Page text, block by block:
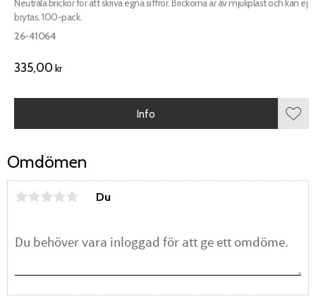
Omdömen
Du
Neutrala brickor för att skriva egna siffror. Brickorna är av mjukplast och kan ej
brytas. 100-pack.
26-41064
335,00 kr
Info